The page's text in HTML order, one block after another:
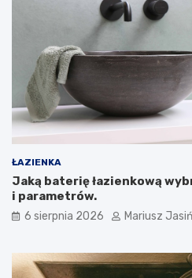
ŁAZIENKA
Jaką baterię łazienkową
i parametrów.
6 sierpnia 2026 Mariusz